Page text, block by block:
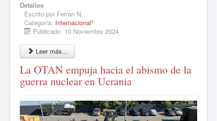
Detalles
Escrito por Ferran N.
Categoría: Internacional*
Publicado: 10 Noviembre 2024
Leer más...
La OTAN empuja hacia el abismo de la
guerra nuclear en Ucrania